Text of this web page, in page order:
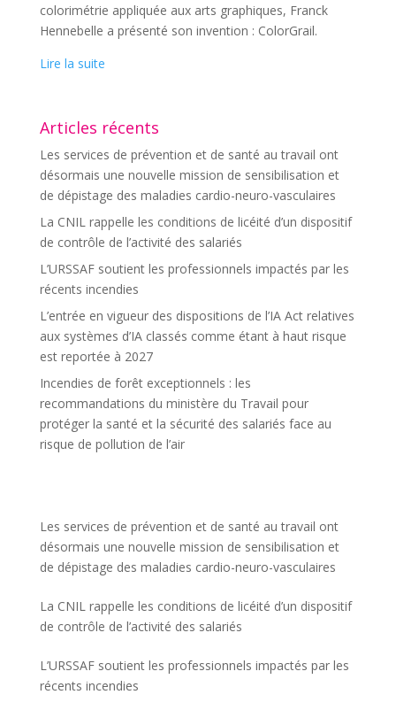
colorimétrie appliquée aux arts graphiques, Franck
Hennebelle a présenté son invention : ColorGrail.
Lire la suite
Articles récents
Les services de prévention et de santé au travail ont
désormais une nouvelle mission de sensibilisation et
de dépistage des maladies cardio-neuro-vasculaires
La CNIL rappelle les conditions de licéité d’un dispositif
de contrôle de l’activité des salariés
L’URSSAF soutient les professionnels impactés par les
récents incendies
L’entrée en vigueur des dispositions de l’IA Act relatives
aux systèmes d’IA classés comme étant à haut risque
est reportée à 2027
Incendies de forêt exceptionnels : les
recommandations du ministère du Travail pour
protéger la santé et la sécurité des salariés face au
risque de pollution de l’air
Les services de prévention et de santé au travail ont
désormais une nouvelle mission de sensibilisation et
de dépistage des maladies cardio-neuro-vasculaires
La CNIL rappelle les conditions de licéité d’un dispositif
de contrôle de l’activité des salariés
L’URSSAF soutient les professionnels impactés par les
récents incendies